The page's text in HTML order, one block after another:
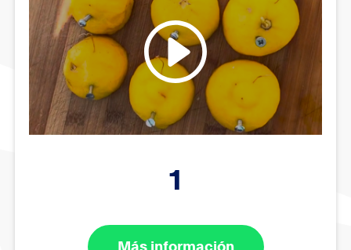
1
Más información